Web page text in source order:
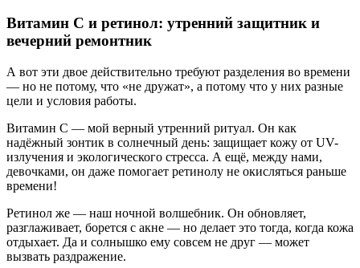
Витамин С и ретинол: утренний защитник и
вечерний ремонтник
А вот эти двое действительно требуют разделения во времени
— но не потому, что «не дружат», а потому что у них разные
цели и условия работы.
Витамин С — мой верный утренний ритуал. Он как
надёжный зонтик в солнечный день: защищает кожу от UV-
излучения и экологического стресса. А ещё, между нами,
девочками, он даже помогает ретинолу не окисляться раньше
времени!
Ретинол же — наш ночной волшебник. Он обновляет,
разглаживает, борется с акне — но делает это тогда, когда кожа
отдыхает. Да и солнышко ему совсем не друг — может
вызвать раздражение.